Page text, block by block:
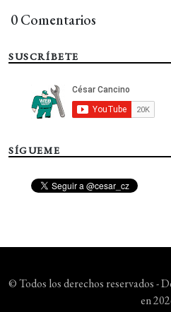
0 Comentarios
SUSCRÍBETE
SÍGUEME
© Todos los derechos reservados -
en